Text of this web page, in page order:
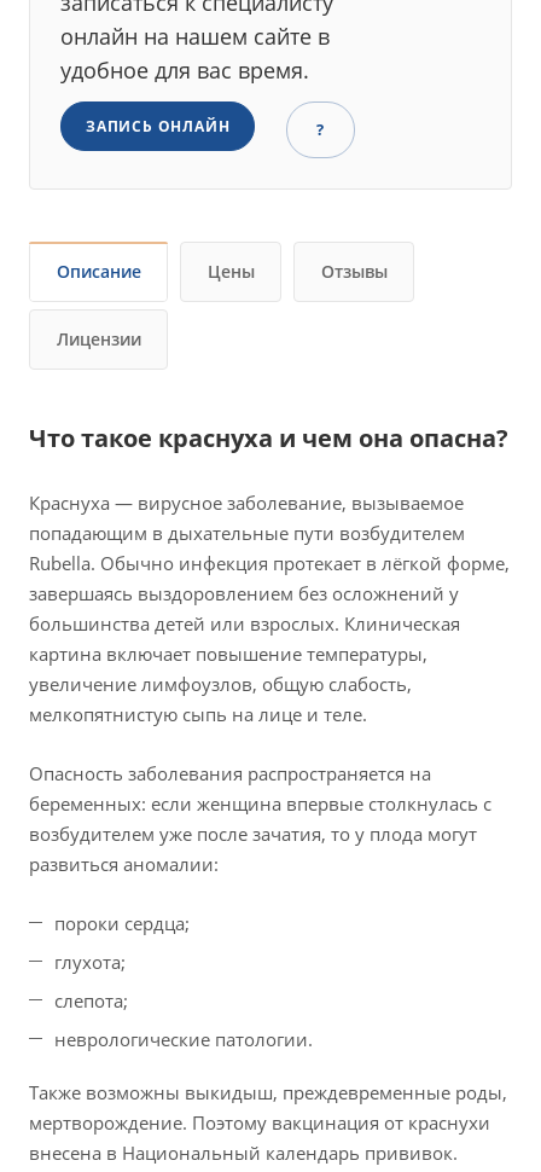
онлайн на нашем сайте в
удобное для вас время.
ЗАПИСЬ ОНЛАЙН ?
Описание Цены Отзывы
Лицензии
Что такое краснуха и чем она опасна?
Краснуха — вирусное заболевание, вызываемое
попадающим в дыхательные пути возбудителем
Rubella. Обычно инфекция протекает в лёгкой форме,
завершаясь выздоровлением без осложнений у
большинства детей или взрослых. Клиническая
картина включает повышение температуры,
увеличение лимфоузлов, общую слабость,
мелкопятнистую сыпь на лице и теле.
Опасность заболевания распространяется на
беременных: если женщина впервые столкнулась с
возбудителем уже после зачатия, то у плода могут
развиться аномалии:
пороки сердца;
глухота;
слепота;
неврологические патологии.
Также возможны выкидыш, преждевременные роды,
мертворождение. Поэтому вакцинация от краснухи
внесена в Национальный календарь прививок.